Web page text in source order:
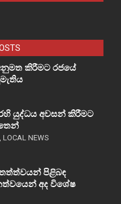
කිරීමට රජයේ
යුද්ධය අවසන් කිරීමට
, LOCAL NEWS
පිළිබඳ
අද විශේෂ